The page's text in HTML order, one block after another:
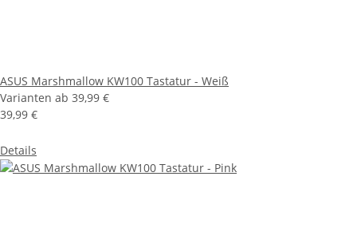
ASUS Marshmallow KW100 Tastatur - Weiß
Varianten ab 39,99 €
39,99 €
Details